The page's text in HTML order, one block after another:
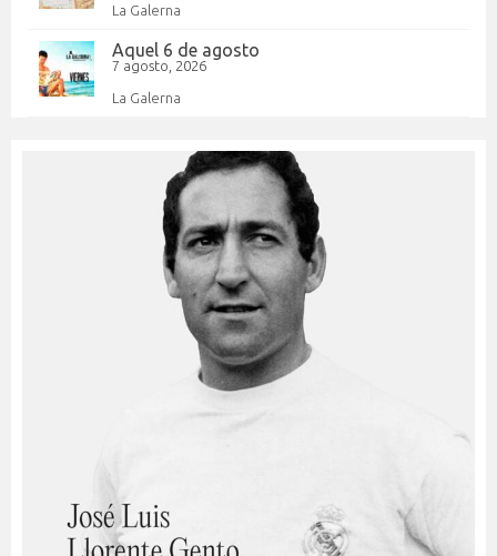
La Galerna
Aquel 6 de agosto
7 agosto, 2026
La Galerna